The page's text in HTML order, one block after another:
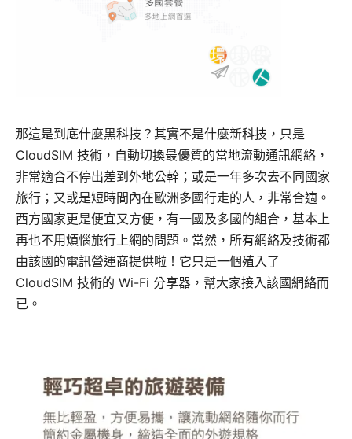
那這是到底什麼黑科技？其實不是什麼新科技，只是
CloudSIM 技術，自動切換最優質的當地流動通訊網絡，
非常適合不停出差到外地公幹；或是一年多次去不同國家
旅行；又或是短時間內在歐洲多國行走的人，非常合適。
西方國家更是便宜又方便，有一國及多國的組合，基本上
再也不用煩惱旅行上網的問題。當然，所有網絡及技術都
由該國的電訊營運商提供啦！它只是一個殖入了
CloudSIM 技術的 Wi-Fi 分享器，幫大家接入該國網絡而
已。